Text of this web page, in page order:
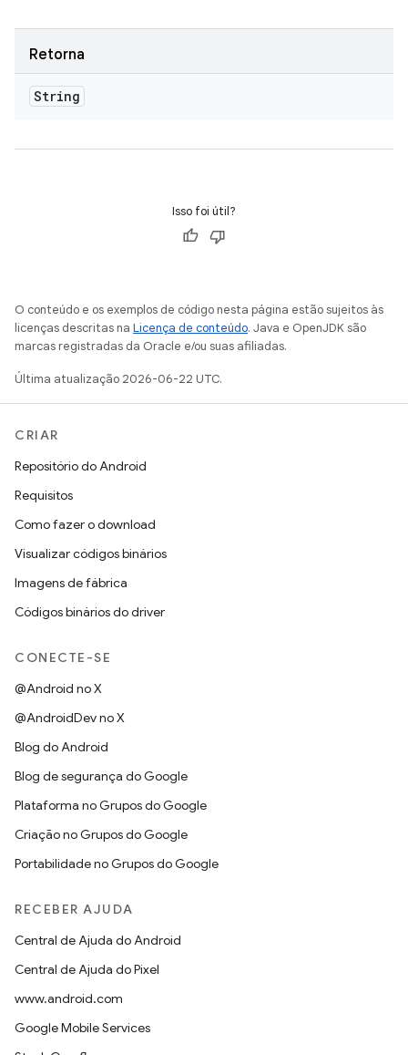
Retorna
String
Isso foi útil?
O conteúdo e os exemplos de código nesta página estão sujeitos às
licenças descritas na Licença de conteúdo. Java e OpenJDK são
marcas registradas da Oracle e/ou suas afiliadas.
Última atualização 2026-06-22 UTC.
CRIAR
Repositório do Android
Requisitos
Como fazer o download
Visualizar códigos binários
Imagens de fábrica
Códigos binários do driver
CONECTE-SE
@Android no X
@AndroidDev no X
Blog do Android
Blog de segurança do Google
Plataforma no Grupos do Google
Criação no Grupos do Google
Portabilidade no Grupos do Google
RECEBER AJUDA
Central de Ajuda do Android
Central de Ajuda do Pixel
www.android.com
Google Mobile Services